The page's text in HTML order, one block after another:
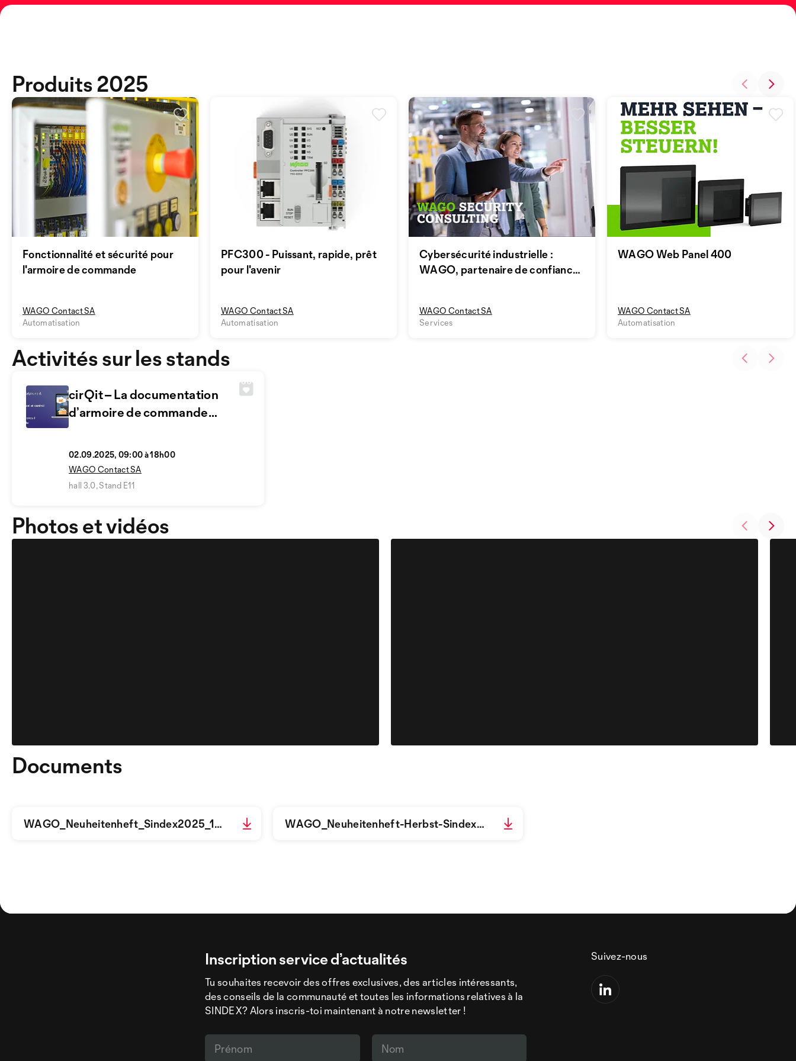
Fonctionnalité et sécurité pour
l'armoire de commande
WAGO Contact SA
Automatisation
PFC300 - Puissant, rapide, prêt
pour l'avenir
WAGO Contact SA
Automatisation
Cybersécurité industrielle :
WAGO, partenaire de confiance
WAGO Contact SA
Services
WAGO Web Panel 400
WAGO Contact SA
Automatisation
Produits 2025
cirQit – La documentation
d’armoire de commande
02.09.2025, 09:00 à 18h00
WAGO Contact SA
hall 3.0, Stand E11
Activités sur les stands
Photos et vidéos
Documents
WAGO_Neuheitenheft_Sindex2025_144dpi_85%_MM-449553.pdf WAGO_Neuheitenheft-Herbst-Sindex2025_144dpi_80%MM-502852.pdf
Inscription service d’actualités
Tu souhaites recevoir des offres exclusives, des articles intéressants,
des conseils de la communauté et toutes les informations relatives à la
SINDEX? Alors inscris-toi maintenant à notre newsletter !
Suivez-nous